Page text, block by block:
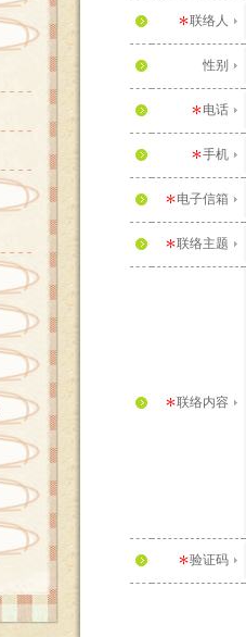
联络人
性别
电话
手机
电子信箱
联络主题
联络内容
验证码